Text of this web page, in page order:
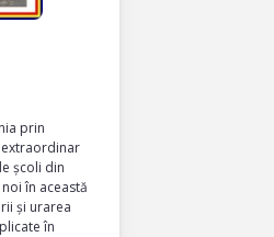
prin
extraordinar
școli din
în această
și urarea
în